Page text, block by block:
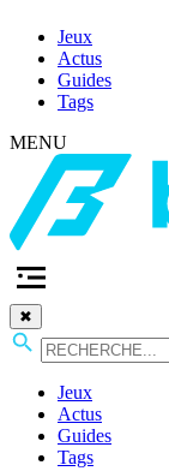
Jeux
Actus
Guides
Tags
MENU
✖
Jeux
Actus
Guides
Tags